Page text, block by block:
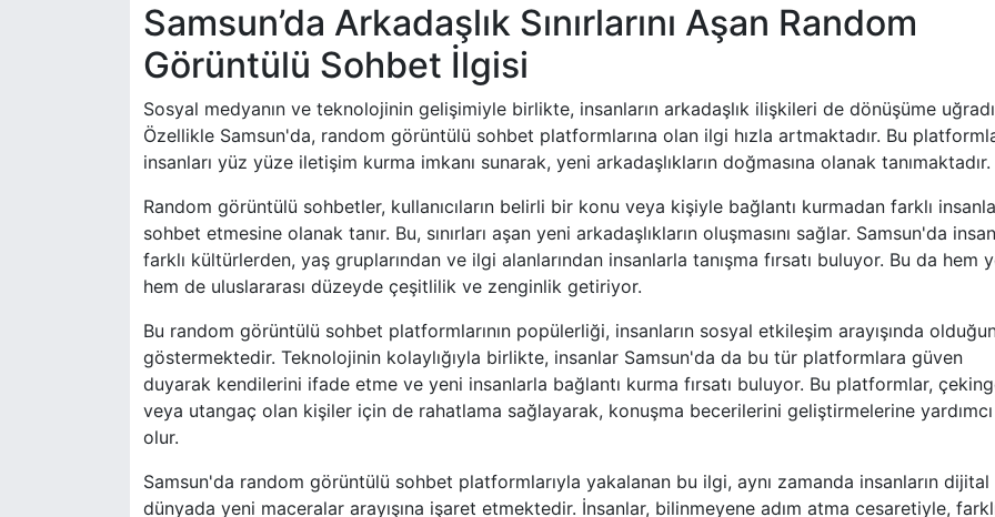
Samsun’da Arkadaşlık Sınırlarını Aşan Random
Görüntülü Sohbet İlgisi
Sosyal medyanın ve teknolojinin gelişimiyle birlikte, insanların arkadaşlık ilişkileri de dönüşüme
Özellikle Samsun'da, random görüntülü sohbet platformlarına olan ilgi hızla artmaktadır. Bu
insanları yüz yüze iletişim kurma imkanı sunarak, yeni arkadaşlıkların doğmasına olanak tanımaktadır.
Random görüntülü sohbetler, kullanıcıların belirli bir konu veya kişiyle bağlantı kurmadan farklı
sohbet etmesine olanak tanır. Bu, sınırları aşan yeni arkadaşlıkların oluşmasını sağlar. Samsun'da
farklı kültürlerden, yaş gruplarından ve ilgi alanlarından insanlarla tanışma fırsatı buluyor. Bu da hem
hem de uluslararası düzeyde çeşitlilik ve zenginlik getiriyor.
Bu random görüntülü sohbet platformlarının popülerliği, insanların sosyal etkileşim arayışında
göstermektedir. Teknolojinin kolaylığıyla birlikte, insanlar Samsun'da da bu tür platformlara güven
duyarak kendilerini ifade etme ve yeni insanlarla bağlantı kurma fırsatı buluyor. Bu platformlar,
veya utangaç olan kişiler için de rahatlama sağlayarak, konuşma becerilerini geliştirmelerine yardımcı
olur.
Samsun'da random görüntülü sohbet platformlarıyla yakalanan bu ilgi, aynı zamanda insanların dijital
dünyada yeni maceralar arayışına işaret etmektedir. İnsanlar, bilinmeyene adım atma cesaretiyle,